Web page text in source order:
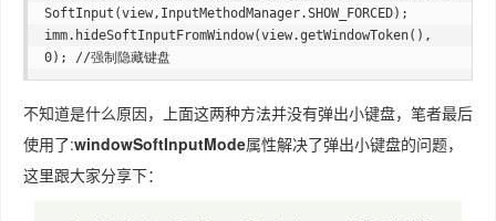
SoftInput(view,InputMethodManager.SHOW_FORCED);
imm.hideSoftInputFromWindow(view.getWindowToken(),
不知道是什么原因，上面这两种方法并没有弹出小键盘，笔者最后
使用了:windowSoftInputMode属性解决了弹出小键盘的问题，
这里跟大家分享下：